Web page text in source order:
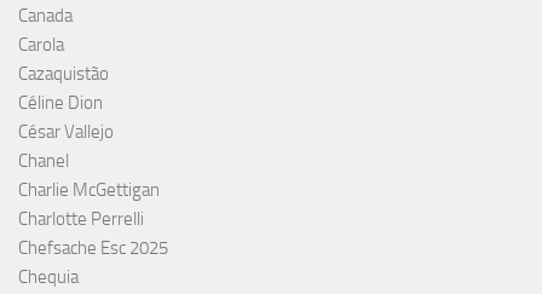
Canada
Carola
Cazaquistão
Céline Dion
César Vallejo
Chanel
Charlie McGettigan
Charlotte Perrelli
Chefsache Esc 2025
Chequia